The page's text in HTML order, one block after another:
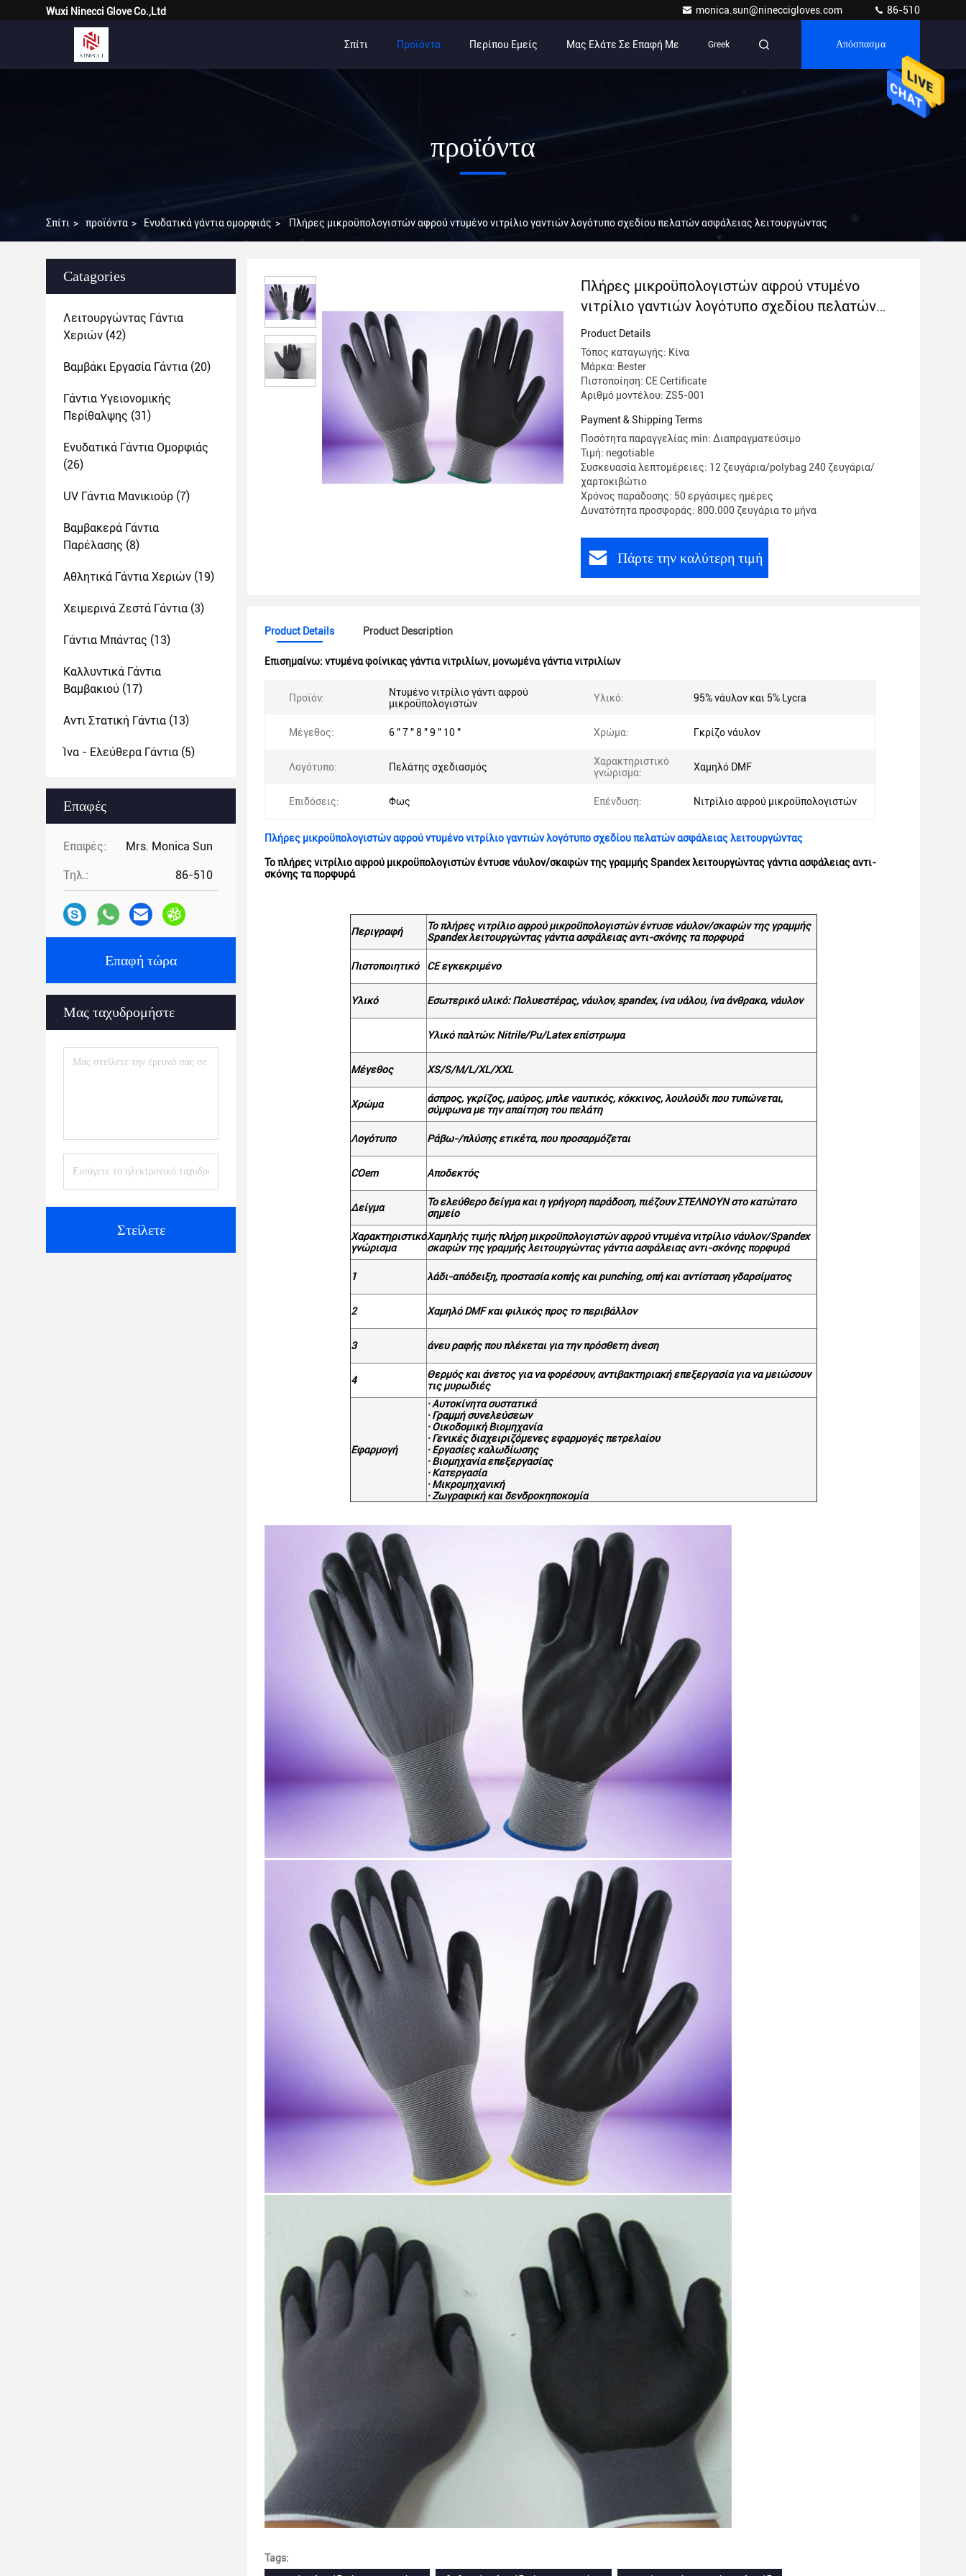
Wuxi Ninecci Glove Co.,Ltd monica.sun@nineccigloves.com 86-510
Σπίτι Προϊόντα Περίπου Εμείς Μας Ελάτε Σε Επαφή Με Greek Απόσπασμα
προϊόντα
Σπίτι > προϊόντα > Ενυδατικά γάντια ομορφιάς > Πλήρες μικροϋπολογιστών αφρού ντυμένο νιτρίλιο γαντιών λογότυπο σχεδίου πελατών ασφάλειας λειτουργώντας
Catagories
Λειτουργώντας Γάντια
Χεριών (42)
Βαμβάκι Εργασία Γάντια (20)
Γάντια Υγειονομικής
Περίθαλψης (31)
Ενυδατικά Γάντια Ομορφιάς
(26)
UV Γάντια Μανικιούρ (7)
Βαμβακερά Γάντια
Παρέλασης (8)
Αθλητικά Γάντια Χεριών (19)
Χειμερινά Ζεστά Γάντια (3)
Γάντια Μπάντας (13)
Καλλυντικά Γάντια
Βαμβακιού (17)
Αντι Στατική Γάντια (13)
Ίνα - Ελεύθερα Γάντια (5)
Επαφές
Επαφές: Mrs. Monica Sun
Τηλ.: 86-510
Επαφή τώρα
Μας ταχυδρομήστε
Στείλετε
Πλήρες μικροϋπολογιστών αφρού ντυμένο
νιτρίλιο γαντιών λογότυπο σχεδίου πελατών
ασφάλειας λειτουργώντας
Product Details
Τόπος καταγωγής: Κίνα
Μάρκα: Bester
Πιστοποίηση: CE Certificate
Αριθμό μοντέλου: ZS5-001
Payment & Shipping Terms
Ποσότητα παραγγελίας min: Διαπραγματεύσιμο
Τιμή: negotiable
Συσκευασία λεπτομέρειες: 12 ζευγάρια/polybag 240 ζευγάρια/
χαρτοκιβώτιο
Χρόνος παράδοσης: 50 εργάσιμες ημέρες
Δυνατότητα προσφοράς: 800.000 ζευγάρια το μήνα
Πάρτε την καλύτερη τιμή
Product Details Product Description
Επισημαίνω: ντυμένα φοίνικας γάντια νιτριλίων, μονωμένα γάντια νιτριλίων
Προϊόν:
Ντυμένο νιτρίλιο γάντι αφρού
μικροϋπολογιστών
Υλικό: 95% νάυλον και 5% Lycra
Μέγεθος: 6 " 7 " 8 " 9 " 10 " Χρώμα: Γκρίζο νάυλον
Λογότυπο: Πελάτης σχεδιασμός
Χαρακτηριστικό
γνώρισμα:
Χαμηλό DMF
Επιδόσεις: Φως Επένδυση: Νιτρίλιο αφρού μικροϋπολογιστών
Πλήρες μικροϋπολογιστών αφρού ντυμένο νιτρίλιο γαντιών λογότυπο σχεδίου πελατών ασφάλειας λειτουργώντας
Το πλήρες νιτρίλιο αφρού μικροϋπολογιστών έντυσε νάυλον/σκαφών της γραμμής Spandex λειτουργώντας γάντια ασφάλειας αντι-
σκόνης τα πορφυρά
Περιγραφή
Το πλήρες νιτρίλιο αφρού μικροϋπολογιστών έντυσε νάυλον/σκαφών της γραμμής
Spandex λειτουργώντας γάντια ασφάλειας αντι-σκόνης τα πορφυρά
Πιστοποιητικό CE εγκεκριμένο
Υλικό Εσωτερικό υλικό: Πολυεστέρας, νάυλον, spandex, ίνα υάλου, ίνα άνθρακα, νάυλον
Υλικό παλτών: Nitrile/Pu/Latex επίστρωμα
Μέγεθος XS/S/M/L/XL/XXL
Χρώμα
άσπρος, γκρίζος, μαύρος, μπλε ναυτικός, κόκκινος, λουλούδι που τυπώνεται,
σύμφωνα με την απαίτηση του πελάτη
Λογότυπο Ράβω-/πλύσης ετικέτα, που προσαρμόζεται
COem Αποδεκτός
Δείγμα
Το ελεύθερο δείγμα και η γρήγορη παράδοση, πιέζουν ΣΤΕΛΝΟΥΝ στο κατώτατο
σημείο
Χαρακτηριστικό
γνώρισμα
Χαμηλής τιμής πλήρη μικροϋπολογιστών αφρού ντυμένα νιτρίλιο νάυλον/Spandex
σκαφών της γραμμής λειτουργώντας γάντια ασφάλειας αντι-σκόνης πορφυρά
1 λάδι-απόδειξη, προστασία κοπής και punching, οπή και αντίσταση γδαρσίματος
2 Χαμηλό DMF και φιλικός προς το περιβάλλον
3 άνευ ραφής που πλέκεται για την πρόσθετη άνεση
4
Θερμός και άνετος για να φορέσουν, αντιβακτηριακή επεξεργασία για να μειώσουν
τις μυρωδιές
Εφαρμογή
· Αυτοκίνητα συστατικά
· Γραμμή συνελεύσεων
· Οικοδομική Βιομηχανία
· Γενικές διαχειριζόμενες εφαρμογές πετρελαίου
· Εργασίες καλωδίωσης
· Βιομηχανία επεξεργασίας
· Κατεργασία
· Μικρομηχανική
· Ζωγραφική και δενδροκηποκομία
Tags: